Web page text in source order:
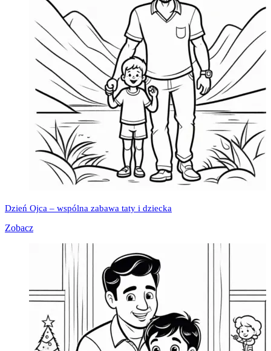
Dzień Ojca – wspólna zabawa taty i dziecka
Zobacz